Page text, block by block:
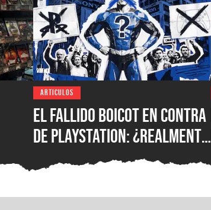
ARTICULOS
El fallido boicot en contra
de PlayStation: ¿realmente
quién podrá salvar el
formato físico?